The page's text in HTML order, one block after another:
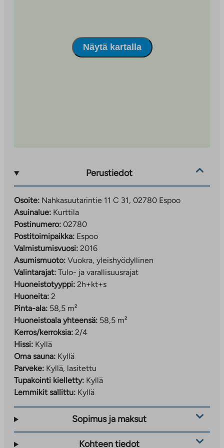
Merenläheinen luonto ja Kauklahdenväylän toiselta
puolelta alkava keskuspuisto tarjoavat erinomaiset
Näytä kartalla
Perustiedot
Osoite: Nahkasuutarintie 11 C 31, 02780 Espoo
Asuinalue: Kurttila
Postinumero: 02780
Postitoimipaikka: Espoo
Valmistumisvuosi: 2016
Asumismuoto: Vuokra, yleishyödyllinen
Valintarajat: Tulo- ja varallisuusrajat
Huoneistotyyppi: 2h+kt+s
Huoneita: 2
Pinta-ala: 58,5 m²
Huoneistoala yhteensä: 58,5 m²
Kerros/kerroksia: 2/4
Hissi: Kyllä
Oma sauna: Kyllä
Parveke: Kyllä, lasitettu
Tupakointi kielletty: Kyllä
Lemmikit sallittu: Kyllä
Sopimus ja maksut
Kohteen tiedot